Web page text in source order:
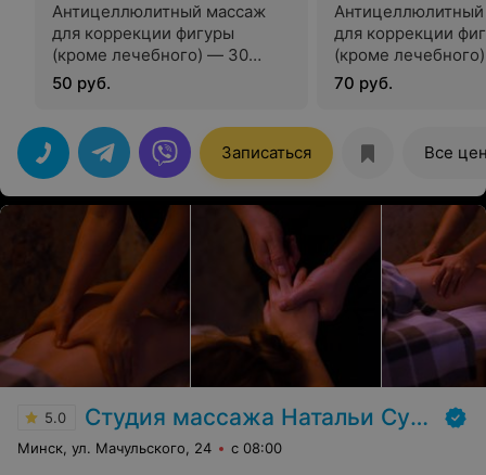
Антицеллюлитный массаж
для коррекции фигуры
(кроме лечебного) — 30
минут
50 руб.
для коррекции
(кроме
минут
70 руб.
Записаться Все
5.0 Студия массажа Натальи Суходольской
Минск, ул. Мачульского, 24 с 08:00